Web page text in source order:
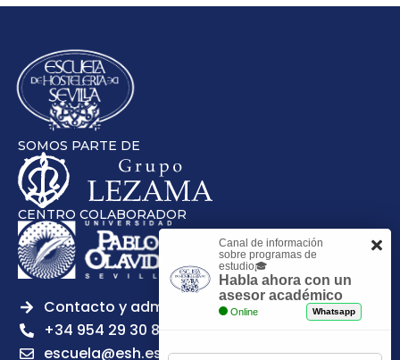
SOMOS PARTE DE
CENTRO COLABORADOR
Contacto y admisiones
+34 954 29 30 81
escuela@esh.es
Canal de información
sobre programas de
estudio🎓
Habla ahora con un
asesor académico
Online Whatsapp